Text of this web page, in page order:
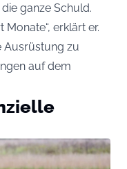
ganze Schuld.
erklärt er.
Ausrüstung zu
auf dem